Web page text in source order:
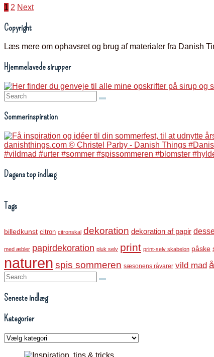
Indlægsinddeling
1 2 Next
Copyright
Læs mere om ophavsret og brug af materialer fra Danish
Hjemmelavede sirupper
Search:
Sommerinspiration
Dagens top indlæg
Tags
billedkunst citron citronskal dekoration dekoration af papir
med æbler papirdekoration pluk selv print print-selv skabelon påske
naturen spis sommeren sæsonens råvarer vild mad
Search:
Seneste indlæg
Kategorier
Kategorier